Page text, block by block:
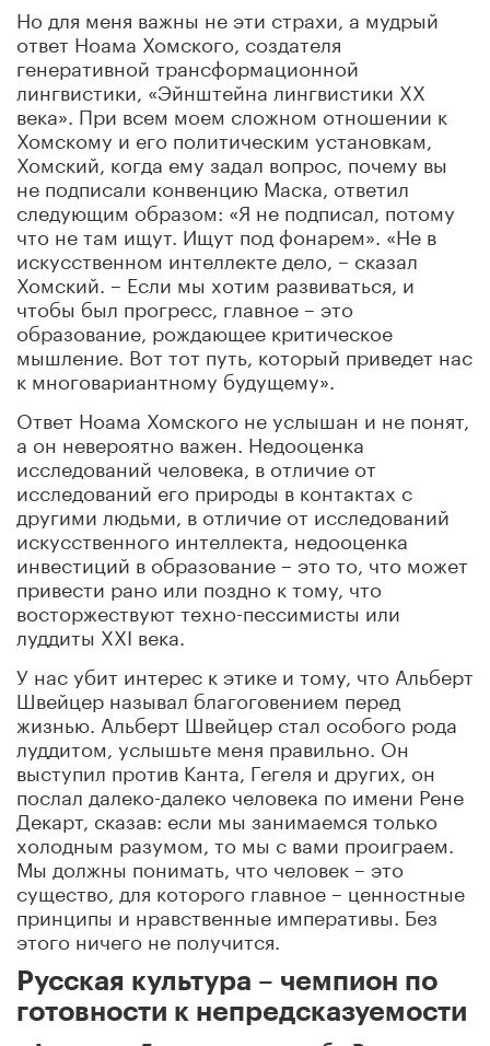
Но для меня важны не эти страхи, а мудрый
ответ Ноама Хомского, создателя
генеративной трансформационной
лингвистики, «Эйнштейна лингвистики XX
века». При всем моем сложном отношении к
Хомскому и его политическим установкам,
Хомский, когда ему задал вопрос, почему вы
не подписали конвенцию Маска, ответил
следующим образом: «Я не подписал, потому
что не там ищут. Ищут под фонарем». «Не в
искусственном интеллекте дело, – сказал
Хомский. – Если мы хотим развиваться, и
чтобы был прогресс, главное – это
образование, рождающее критическое
мышление. Вот тот путь, который приведет нас
к многовариантному будущему».
Ответ Ноама Хомского не услышан и не понят,
а он невероятно важен. Недооценка
исследований человека, в отличие от
исследований его природы в контактах с
другими людьми, в отличие от исследований
искусственного интеллекта, недооценка
инвестиций в образование – это то, что может
привести рано или поздно к тому, что
восторжествуют техно-пессимисты или
луддиты XXI века.
У нас убит интерес к этике и тому, что Альберт
Швейцер называл благоговением перед
жизнью. Альберт Швейцер стал особого рода
луддитом, услышьте меня правильно. Он
выступил против Канта, Гегеля и других, он
послал далеко-далеко человека по имени Рене
Декарт, сказав: если мы занимаемся только
холодным разумом, то мы с вами проиграем.
Мы должны понимать, что человек – это
существо, для которого главное – ценностные
принципы и нравственные императивы. Без
этого ничего не получится.
Русская культура – чемпион по
готовности к непредсказуемости